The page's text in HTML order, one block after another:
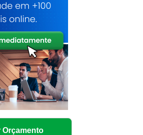
Orçamento